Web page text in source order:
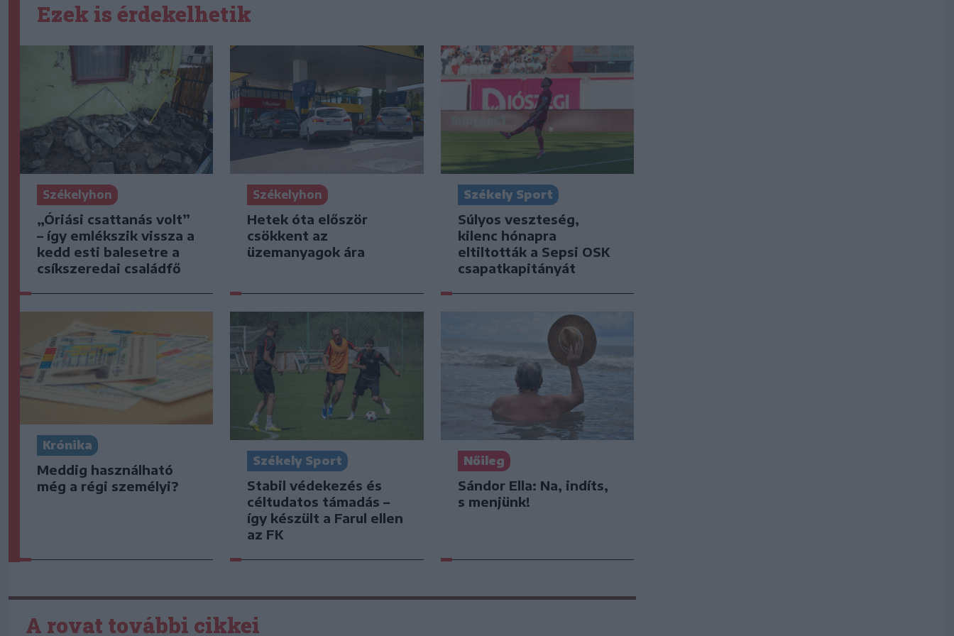
Ezek is érdekelhetik
Székelyhon
„Óriási csattanás volt”
– így emlékszik vissza a
kedd esti balesetre a
csíkszeredai családfő
Székelyhon
Hetek óta először
csökkent az
üzemanyagok ára
Székely Sport
Súlyos veszteség,
kilenc hónapra
eltiltották a Sepsi OSK
csapatkapitányát
Krónika
Meddig használható
még a régi személyi?
Székely Sport
Stabil védekezés és
céltudatos támadás –
így készült a Farul ellen
az FK
Nőileg
Sándor Ella: Na, indíts,
s menjünk!
A rovat további cikkei